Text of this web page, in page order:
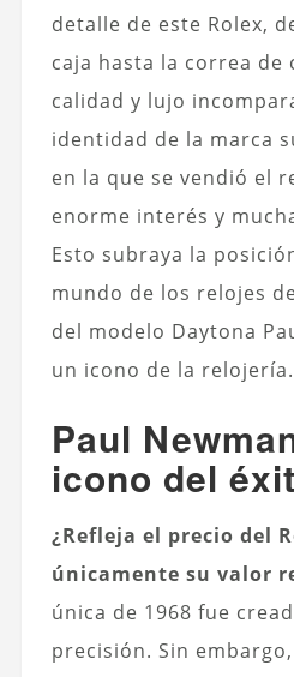
detalle de este Rolex,
caja hasta la correa de
calidad y lujo
identidad de la marca
en la que se vendió el
enorme interés y
Esto subraya la
mundo de los relojes
del modelo Daytona
un icono de la relojería.
Paul
icono del
¿Refleja el precio del
únicamente su valor
única de 1968 fue
precisión. Sin